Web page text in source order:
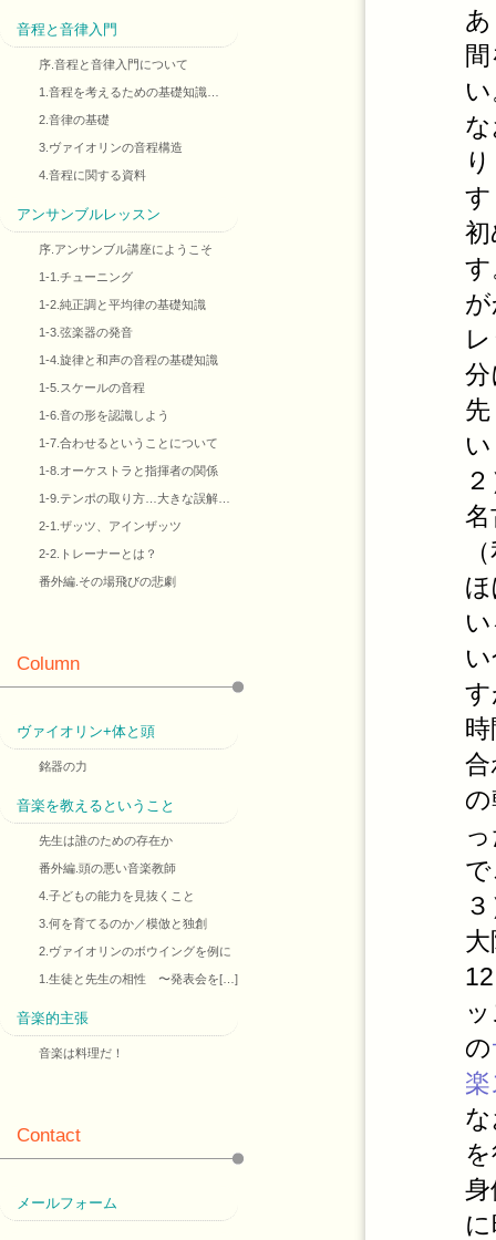
の
音程と音律入門
序.音程と音律入門について
1.音程を考えるための基礎知識…
2.音律の基礎
3.ヴァイオリンの音程構造
4.音程に関する資料
アンサンブルレッスン
序.アンサンブル講座にようこそ
1-1.チューニング
1-2.純正調と平均律の基礎知識
1-3.弦楽器の発音
1-4.旋律と和声の音程の基礎知識
1-5.スケールの音程
1-6.音の形を認識しよう
1-7.合わせるということについて
1-8.オーケストラと指揮者の関係
1-9.テンポの取り方…大きな誤解…
2-1.ザッツ、アインザッツ
2-2.トレーナーとは？
番外編.その場飛びの悲劇
Column
ヴァイオリン+体と頭
銘器の力
音楽を教えるということ
先生は誰のための存在か
番外編.頭の悪い音楽教師
4.子どもの能力を見抜くこと
3.何を育てるのか／模倣と独創
2.ヴァイオリンのボウイングを例に
1.生徒と先生の相性 〜発表会を[…]
音楽的主張
音楽は料理だ！
Contact
メールフォーム